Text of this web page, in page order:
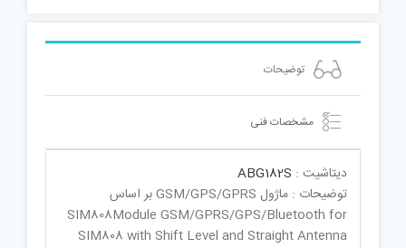
توضیحات
مشخصات فنی
دیتاشیت : ABG182S
توضیحات : ماژول GSM/GPS/GPRS بر اساس
SIM808Module GSM/GPRS/GPS/Bluetooth for
SIM808 with Shift Level and Straight Antenna